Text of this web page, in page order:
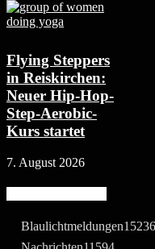
Flying Steppers
in Reiskirchen:
Neuer Hip-Hop-
Step-Aerobic-
Kurs startet
7. August 2026
Blaulichtmeldungen15236